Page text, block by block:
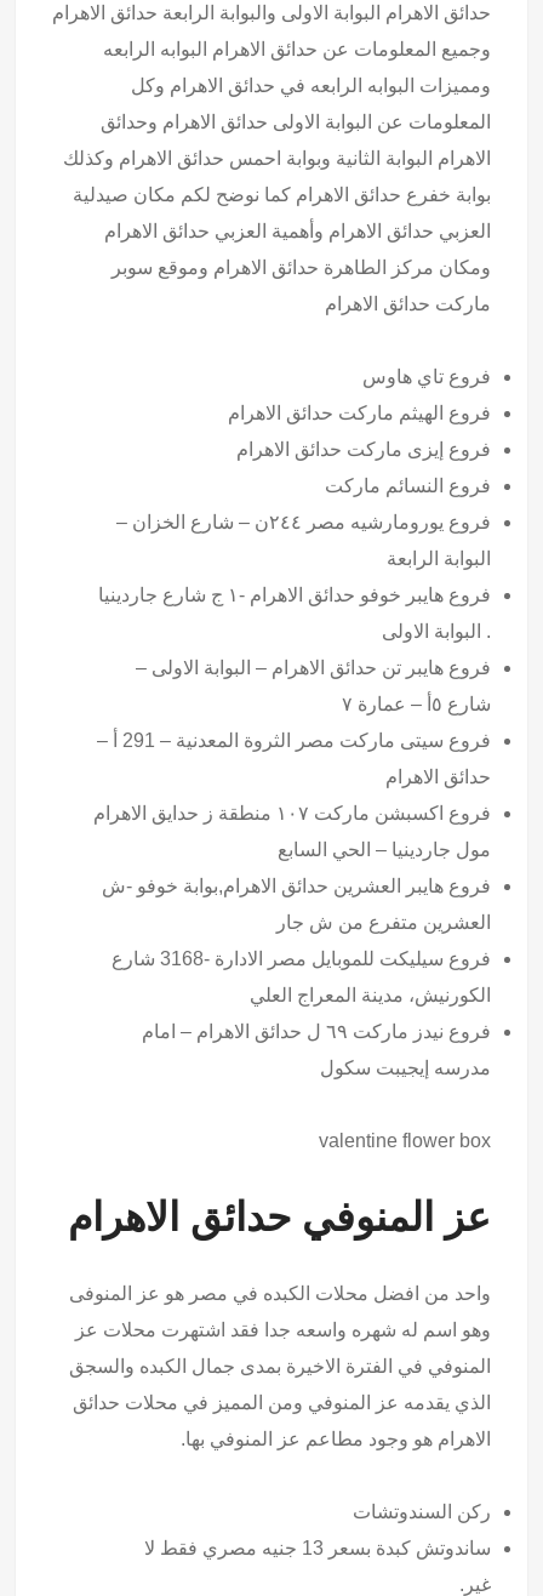
حدائق الاهرام البوابة الاولى والبوابة الرابعة حدائق الاهرام
وجميع المعلومات عن حدائق الاهرام البوابه الرابعه
ومميزات البوابه الرابعه في حدائق الاهرام وكل
المعلومات عن البوابة الاولى حدائق الاهرام وحدائق
الاهرام البوابة الثانية وبوابة احمس حدائق الاهرام وكذلك
بوابة خفرع حدائق الاهرام كما نوضح لكم مكان صيدلية
العزبي حدائق الاهرام وأهمية العزبي حدائق الاهرام
ومكان مركز الطاهرة حدائق الاهرام وموقع سوبر
ماركت حدائق الاهرام
فروع تاي هاوس
فروع الهيثم ماركت حدائق الاهرام
فروع إيزى ماركت حدائق الاهرام
فروع النسائم ماركت
فروع يورومارشيه مصر ٢٤٤ن – شارع الخزان –
البوابة الرابعة
فروع هايبر خوفو حدائق الاهرام -١ ج شارع جاردينيا
. البوابة الاولى
فروع هايبر تن حدائق الاهرام – البوابة الاولى –
شارع ٥أ – عمارة ٧
فروع سيتى ماركت مصر الثروة المعدنية – 291 أ –
حدائق الاهرام
فروع اكسبشن ماركت ١٠٧ منطقة ز حدايق الاهرام
مول جاردينيا – الحي السابع
فروع هايبر العشرين حدائق الاهرام,بوابة خوفو -ش
العشرين متفرع من ش جار
فروع سيليكت للموبايل مصر الادارة -3168 شارع
الكورنيش، مدينة المعراج العلي
فروع نيدز ماركت ٦٩ ل حدائق الاهرام – امام
مدرسه إيجيبت سكول
valentine flower box
عز المنوفي حدائق الاهرام
واحد من افضل محلات الكبده في مصر هو عز المنوفى
وهو اسم له شهره واسعه جدا فقد اشتهرت محلات عز
المنوفي في الفترة الاخيرة بمدى جمال الكبده والسجق
الذي يقدمه عز المنوفي ومن المميز في محلات حدائق
الاهرام هو وجود مطاعم عز المنوفي بها.
ركن السندوتشات
ساندوتش كبدة بسعر 13 جنيه مصري فقط لا
غير.